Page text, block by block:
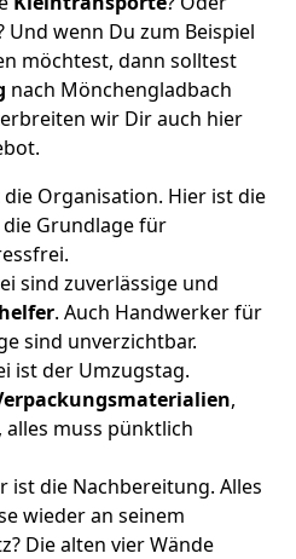
Und wenn Du zum Beispiel
möchtest, dann solltest
nach Mönchen­gladbach
wir Dir auch hier
Organisation. Hier ist die
Grundlage für
sind zuverlässige und
. Auch Handwerker für
sind unverzichtbar.
ist der Umzugstag.
,
muss pünktlich
ist die Nachbereitung. Alles
wieder an seinem
Die alten vier Wände